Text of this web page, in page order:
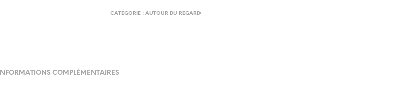
CATÉGORIE :AUTOUR DU REGARD
INFORMATIONS COMPLÉMENTAIRES